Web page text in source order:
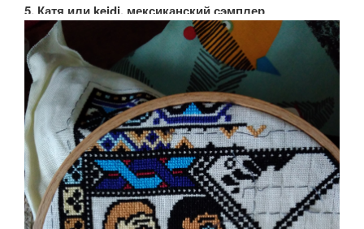
5. Катя или keidi, мексиканский сэмплер